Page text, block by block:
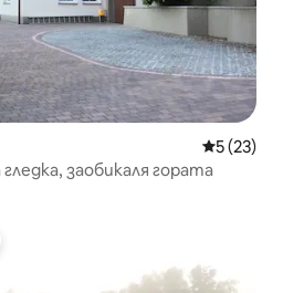
Средна
5 (23)
заобикаля гората
гостите